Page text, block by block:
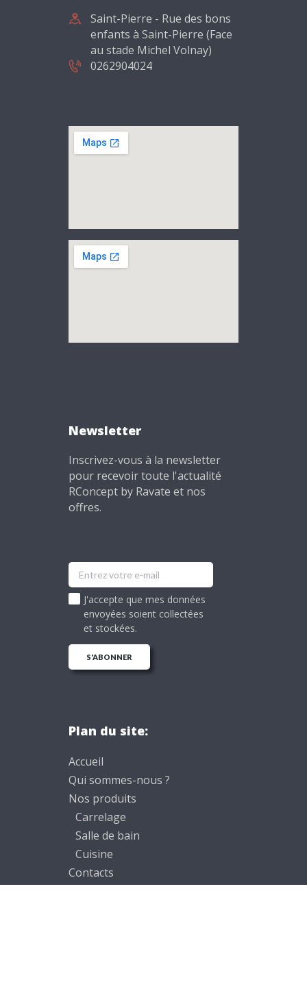
Saint-Pierre - Rue des bons
enfants à Saint-Pierre (Face
au stade Michel Volnay)
0262904024
Newsletter
Inscrivez-vous à la newsletter
pour recevoir toute l'actualité
RConcept by Ravate et nos
offres.
J'accepte que mes données
envoyées soient collectées
et stockées.
Plan du site:
Accueil
Qui sommes-nous ?
Nos produits
Carrelage
Salle de bain
Cuisine
Contacts